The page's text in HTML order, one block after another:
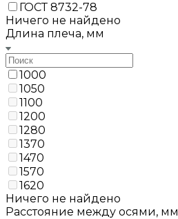
ГОСТ 8732-78
Ничего не найдено
Длина плеча, мм
1000
1050
1100
1200
1280
1370
1470
1570
1620
Ничего не найдено
Расстояние между осями, мм